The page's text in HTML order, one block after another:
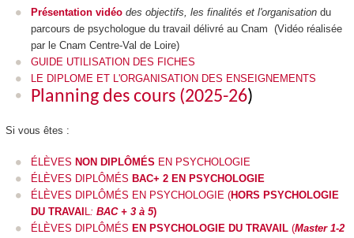
Présentation vidéo des objectifs, les finalités et l'organisation du
parcours de psychologue du travail délivré au Cnam (Vidéo réalisée
par le Cnam Centre-Val de Loire)
GUIDE UTILISATION DES FICHES
LE DIPLOME ET L'ORGANISATION DES ENSEIGNEMENTS
Planning des cours (2025-26)
Si vous êtes :
ÉLÈVES NON DIPLÔMÉS EN PSYCHOLOGIE
ÉLÈVES DIPLÔMÉS BAC+ 2 EN PSYCHOLOGIE
ÉLÈVES DIPLÔMÉS EN PSYCHOLOGIE (HORS PSYCHOLOGIE
DU TRAVAI L: BAC + 3 à 5)
ÉLÈVES DIPLÔMÉS EN PSYCHOLOGIE DU TRAVAIL (Master 1-2